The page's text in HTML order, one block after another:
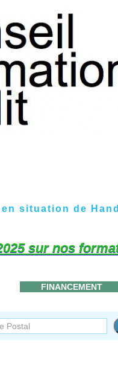
situation de
sur nos
FINANCEMENT